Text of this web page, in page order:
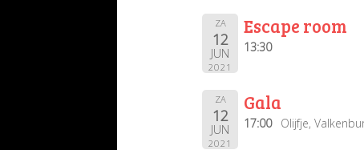
ZA
12
JUN
2021
Escape room
13:30
ZA
12
JUN
2021
Gala
17:00 Olijfje,